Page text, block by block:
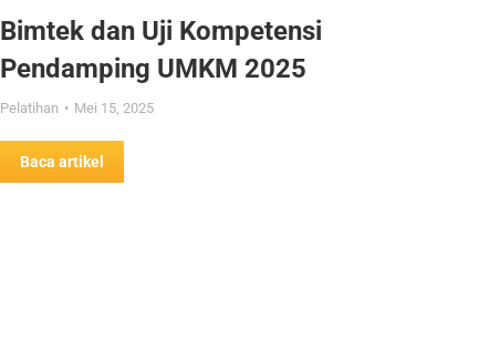
Bimtek dan Uji Kompetensi
Pendamping UMKM 2025
Pelatihan Mei 15, 2025
Baca artikel